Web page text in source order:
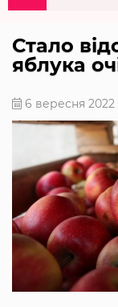
Стало
яблука
6 вересня 2022